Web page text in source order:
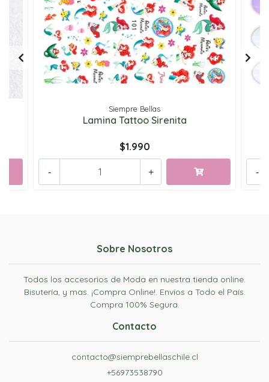
Siempre Bellas
Lamina Tattoo Sirenita
$1.990
+
- -
Sobre Nosotros
Todos los accesorios de Moda en nuestra tienda online.
Bisutería, y mas. ¡Compra Online!. Envíos a Todo el País.
Compra 100% Segura.
Contacto
contacto@siemprebellaschile.cl
+56973538790